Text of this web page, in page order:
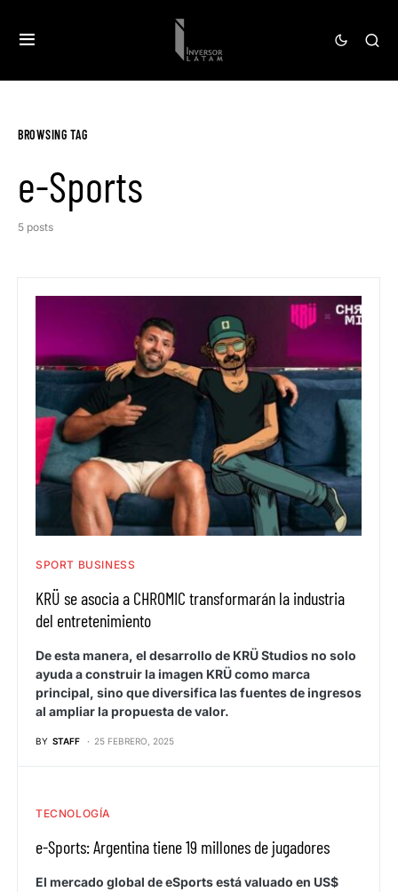
BROWSING TAG
e-Sports
5 posts
SPORT BUSINESS
KRÜ se asocia a CHROMIC transformarán la industria
del entretenimiento
De esta manera, el desarrollo de KRÜ Studios no solo
ayuda a construir la imagen KRÜ como marca
principal, sino que diversifica las fuentes de ingresos
al ampliar la propuesta de valor.
BY STAFF 25 FEBRERO, 2025
TECNOLOGÍA
e-Sports: Argentina tiene 19 millones de jugadores
El mercado global de eSports está valuado en US$